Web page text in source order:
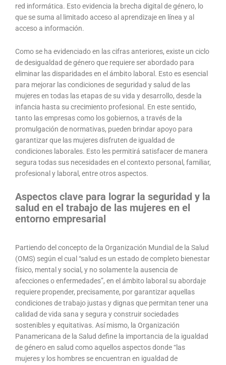
red informática. Esto evidencia la brecha digital de género, lo
que se suma al limitado acceso al aprendizaje en línea y al
acceso a información.
Como se ha evidenciado en las cifras anteriores, existe un ciclo
de desigualdad de género que requiere ser abordado para
eliminar las disparidades en el ámbito laboral. Esto es esencial
para mejorar las condiciones de seguridad y salud de las
mujeres en todas las etapas de su vida y desarrollo, desde la
infancia hasta su crecimiento profesional. En este sentido,
tanto las empresas como los gobiernos, a través de la
promulgación de normativas, pueden brindar apoyo para
garantizar que las mujeres disfruten de igualdad de
condiciones laborales. Esto les permitirá satisfacer de manera
segura todas sus necesidades en el contexto personal, familiar,
profesional y laboral, entre otros aspectos.
Aspectos clave para lograr la seguridad y la
salud en el trabajo de las mujeres en el
entorno empresarial
Partiendo del concepto de la Organización Mundial de la Salud
(OMS) según el cual “salud es un estado de completo bienestar
físico, mental y social, y no solamente la ausencia de
afecciones o enfermedades”, en el ámbito laboral su abordaje
requiere propender, precisamente, por garantizar aquellas
condiciones de trabajo justas y dignas que permitan tener una
calidad de vida sana y segura y construir sociedades
sostenibles y equitativas. Así mismo, la Organización
Panamericana de la Salud define la importancia de la igualdad
de género en salud como aquellos aspectos donde “las
mujeres y los hombres se encuentran en igualdad de